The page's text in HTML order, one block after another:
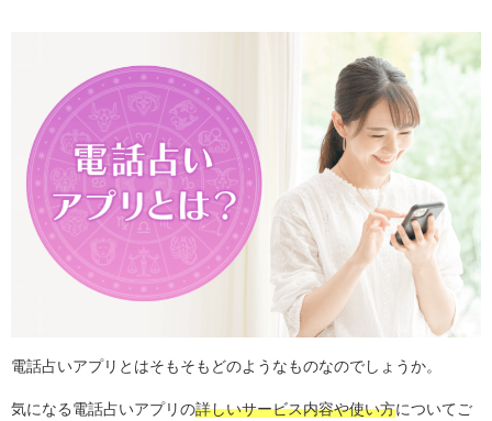
電話占いアプリとはそもそもどのようなものなのでしょうか。
気になる電話占いアプリの詳しいサービス内容や使い方についてご